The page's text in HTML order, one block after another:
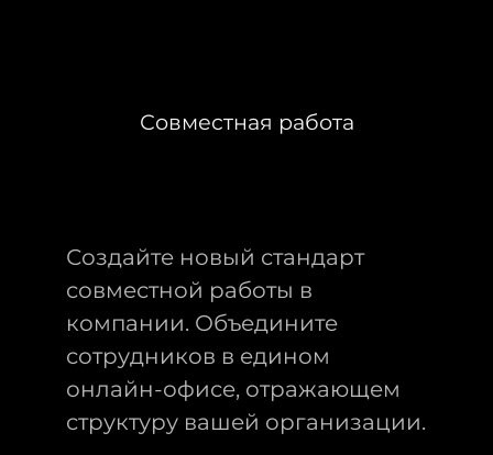
Совместная работа
Создайте новый стандарт
совместной работы в
компании. Объедините
сотрудников в едином
онлайн-офисе, отражающем
структуру вашей организации.